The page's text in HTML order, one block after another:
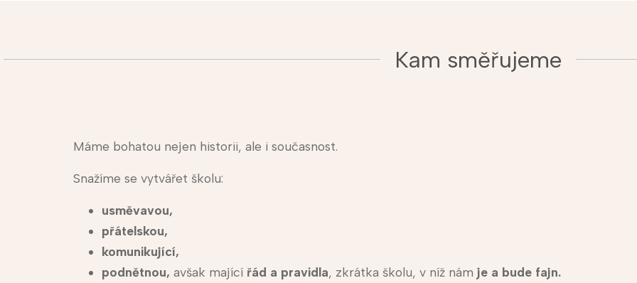
Kam směřujeme
Máme bohatou nejen historii, ale i současnost.
Snažíme se vytvářet školu:
usměvavou,
přátelskou,
komunikující,
podnětnou, avšak mající řád a pravidla, zkrátka školu, v níž nám je a bude fajn.